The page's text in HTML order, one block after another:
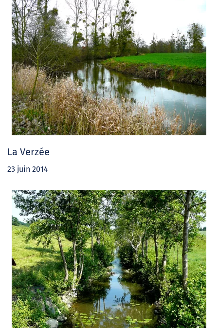
La Verzée
23 juin 2014